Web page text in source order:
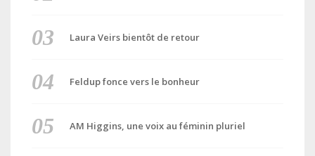
Laura Veirs bientôt de retour
Feldup fonce vers le bonheur
AM Higgins, une voix au féminin pluriel